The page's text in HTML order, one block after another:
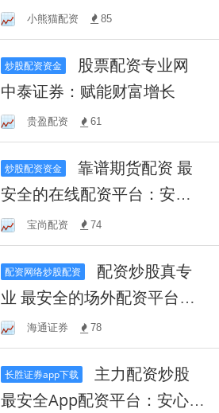
财富未来
小熊猫配资 85
炒股配资资金
中泰证券：赋能财富增长
贵盈配资 61
炒股配资资金
靠谱期货配资 最
安全的在线配资平台：安心
交易，稳健盈利！
宝尚配资 74
配资网络炒股配资
业 最安全的场外配资平台：
精选推荐，安心交易
海通证券 78
长胜证券app下载
最安全App配资平台：安心投